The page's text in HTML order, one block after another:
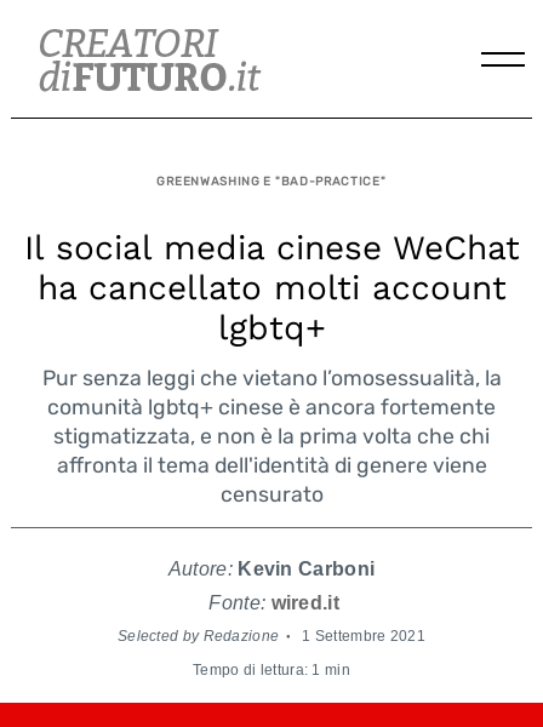
content
GREENWASHING E "BAD-PRACTICE"
Il social media cinese WeChat
ha cancellato molti account
lgbtq+
Pur senza leggi che vietano l’omosessualità, la
comunità lgbtq+ cinese è ancora fortemente
stigmatizzata, e non è la prima volta che chi
affronta il tema dell'identità di genere viene
censurato
Autore:Kevin Carboni
Fonte: wired.it
Selected by Redazione 1 Settembre 2021
Tempo di lettura: 1 min